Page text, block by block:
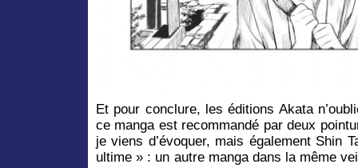
Et pour conclure, les éditions Akata
ce manga est recommandé par deux
je viens d’évoquer, mais également Shin
ultime » : un autre manga dans la même